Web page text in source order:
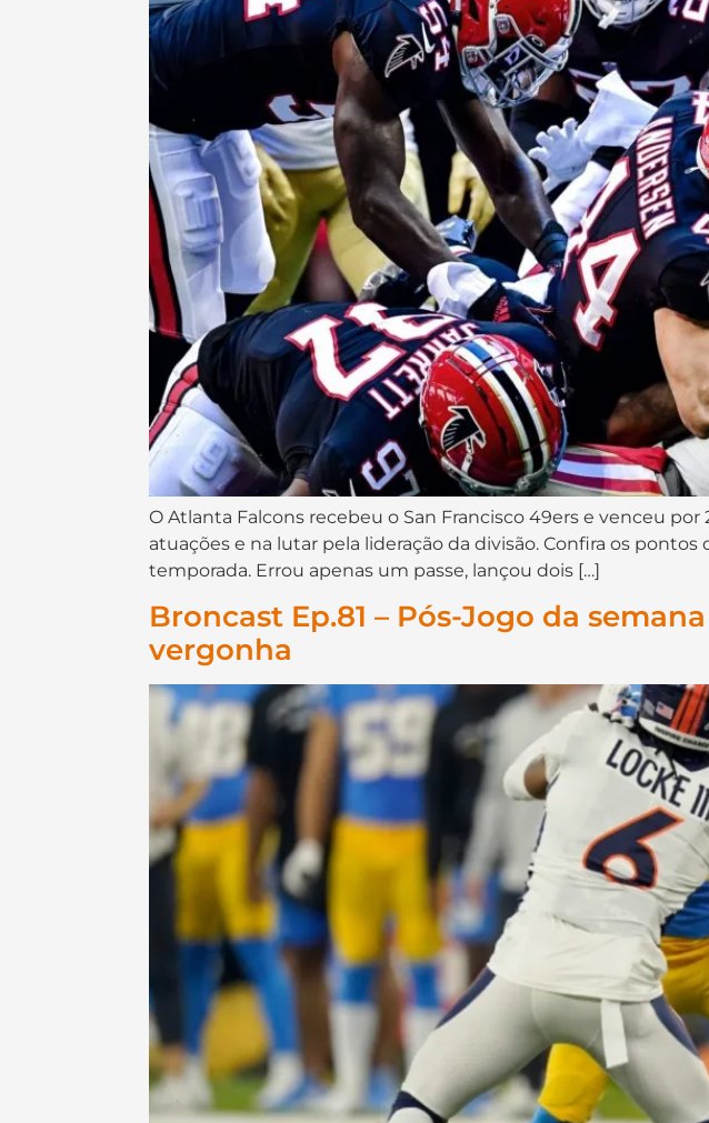
O Atlanta Falcons recebeu o San Francisco 49ers e venceu
atuações e na lutar pela lideração da divisão. Confira os
temporada. Errou apenas um passe, lançou dois […]
Broncast Ep.81 – Pós-Jogo da
vergonha